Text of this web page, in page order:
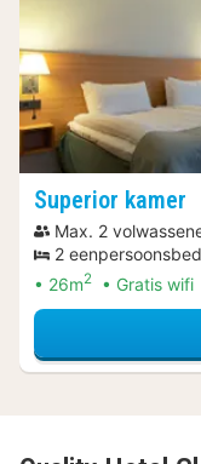
Superior kamer
Max. 2
2
26m2 Gratis wifi